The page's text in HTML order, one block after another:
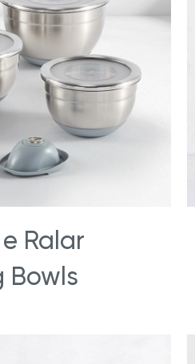
Prestige
a Hy Cite é uma referência
diretas?
Ralar
Bowls